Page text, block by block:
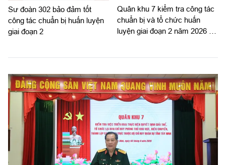
Sư đoàn 302 bảo đảm tốt
công tác chuẩn bị huấn luyện
giai đoạn 2
Quân khu 7 kiểm tra công tác
chuẩn bị và tổ chức huấn
luyện giai đoạn 2 năm 2026 tại